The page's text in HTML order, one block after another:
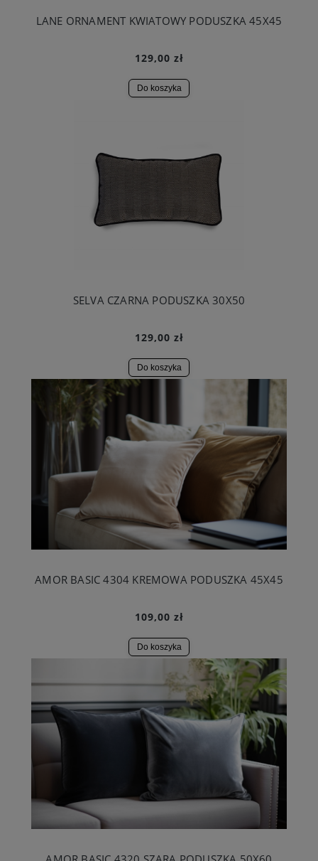
LANE ORNAMENT KWIATOWY PODUSZKA 45X45
129,00 zł
Do koszyka
SELVA CZARNA PODUSZKA 30X50
129,00 zł
Do koszyka
AMOR BASIC 4304 KREMOWA PODUSZKA 45X45
109,00 zł
Do koszyka